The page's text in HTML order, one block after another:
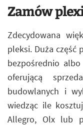
Zamów
Zdecydowana
pleksi. Duża część
bezpośrednio
oferującą
budowlanych i
wiedząc ile
Allegro, Olx lub